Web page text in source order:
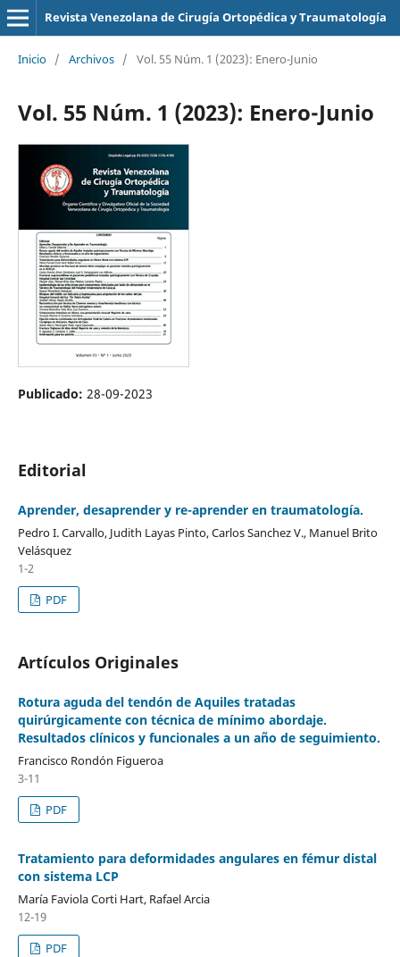
Revista Venezolana de Cirugía Ortopédica y Traumatología
Inicio / Archivos / Vol. 55 Núm. 1 (2023): Enero-Junio
Vol. 55 Núm. 1 (2023): Enero-Junio
Publicado: 28-09-2023
Editorial
Aprender, desaprender y re-aprender en traumatología.
Pedro I. Carvallo, Judith Layas Pinto, Carlos Sanchez V., Manuel Brito
Velásquez
1-2
PDF
Artículos Originales
Rotura aguda del tendón de Aquiles tratadas
quirúrgicamente con técnica de mínimo abordaje.
Resultados clínicos y funcionales a un año de seguimiento.
Francisco Rondón Figueroa
3-11
PDF
Tratamiento para deformidades angulares en fémur distal
con sistema LCP
María Faviola Corti Hart, Rafael Arcia
12-19
PDF